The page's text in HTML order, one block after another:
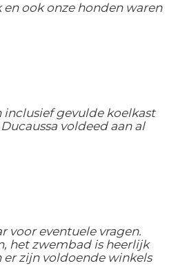
ook onze honden waren
inclusief gevulde koelkast
voldeed aan al
voor eventuele vragen.
het zwembad is heerlijk
zijn voldoende winkels